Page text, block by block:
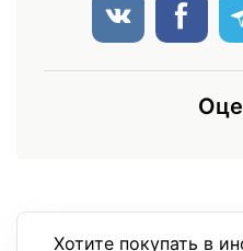
Хотите покупать в